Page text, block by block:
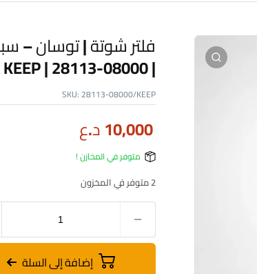
فلتر شوتة | توسان –
| KEEP | 28113-08000
SKU: 28113-08000/KEEP
10,000د.ع
متوفر في المخازن !
2 متوفر في المخزون
إضافة إلى السلة